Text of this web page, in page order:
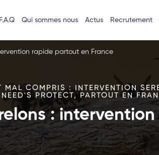
F.A.Q Qui sommes nous Actus Recrutement
rapide partout en France
COMPRIS : INTERVENTION
NEED'S PROTECT, PARTOUT EN
: